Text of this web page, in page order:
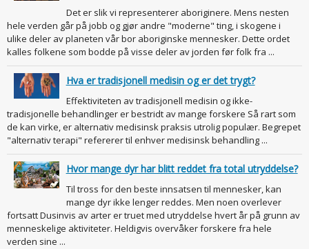
Det er slik vi representerer aboriginere. Mens nesten
hele verden går på jobb og gjør andre "moderne" ting, i skogene i
ulike deler av planeten vår bor aboriginske mennesker. Dette ordet
kalles folkene som bodde på visse deler av jorden før folk fra ...
Hva er tradisjonell medisin og er det trygt?
Effektiviteten av tradisjonell medisin og ikke-
tradisjonelle behandlinger er bestridt av mange forskere Så rart som
de kan virke, er alternativ medisinsk praksis utrolig populær. Begrepet
"alternativ terapi" refererer til enhver medisinsk behandling ...
Hvor mange dyr har blitt reddet fra total utryddelse?
Til tross for den beste innsatsen til mennesker, kan
mange dyr ikke lenger reddes. Men noen overlever
fortsatt Dusinvis av arter er truet med utryddelse hvert år på grunn av
menneskelige aktiviteter. Heldigvis overvåker forskere fra hele
verden sine ...